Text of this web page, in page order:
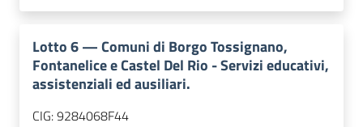
Lotto6—Comuni di Borgo Tossignano,
Fontanelice e Castel Del Rio - Servizi educativi,
assistenziali ed ausiliari.
CIG:9284068F44